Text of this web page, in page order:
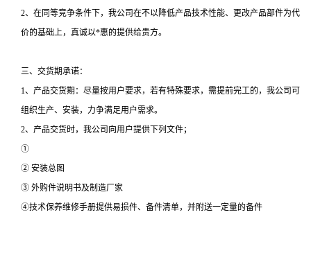
2、在同等竞争条件下，我公司在不以降低产品技术性能、更改产品部件为代
价的基础上，真诚以*惠的提供给贵方。
三、交货期承诺：
1、产品交货期：尽量按用户要求，若有特殊要求，需提前完工的，我公司可
组织生产、安装，力争满足用户需求。
2、产品交货时，我公司向用户提供下列文件；
①
② 安装总图
③ 外购件说明书及制造厂家
④技术保养维修手册提供易损件、备件清单，并附送一定量的备件